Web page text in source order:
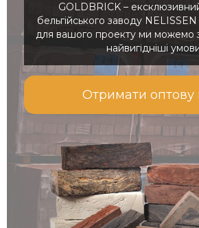
GOLDBRICK –
бельгійського заводу NELISSEN
для вашого проекту ми можемо
найвигідніші
Отримати оптову